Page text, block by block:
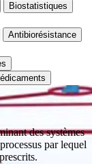
Biostatistiques
Antibiorésistance
des systèmes
par lequel